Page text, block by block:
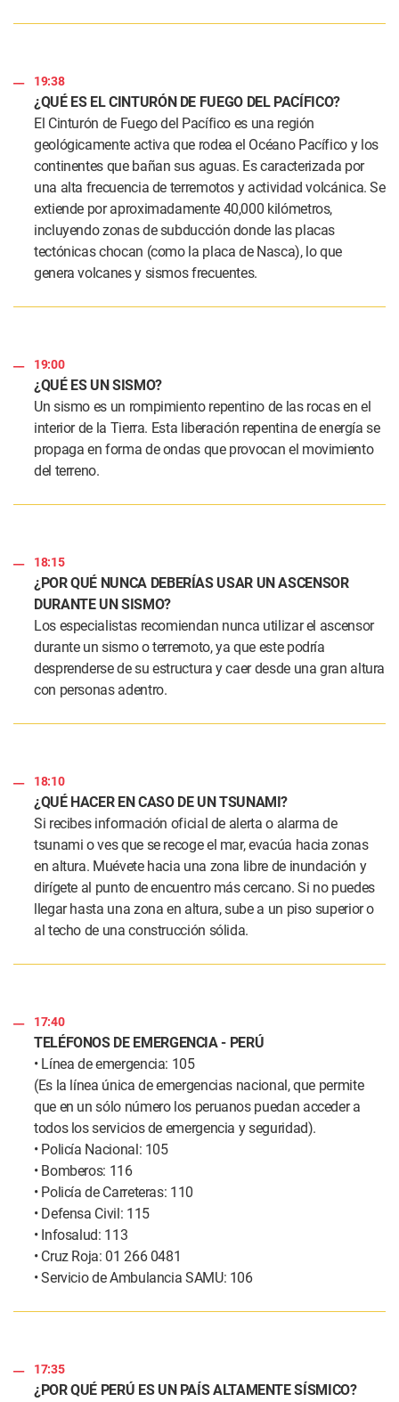
19:38
¿QUÉ ES EL CINTURÓN DE FUEGO DEL PACÍFICO?
El Cinturón de Fuego del Pacífico es una región
geológicamente activa que rodea el Océano Pacífico y los
continentes que bañan sus aguas. Es caracterizada por
una alta frecuencia de terremotos y actividad volcánica. Se
extiende por aproximadamente 40,000 kilómetros,
incluyendo zonas de subducción donde las placas
tectónicas chocan (como la placa de Nasca), lo que
genera volcanes y sismos frecuentes.
19:00
¿QUÉ ES UN SISMO?
Un sismo es un rompimiento repentino de las rocas en el
interior de la Tierra. Esta liberación repentina de energía se
propaga en forma de ondas que provocan el movimiento
del terreno.
18:15
¿POR QUÉ NUNCA DEBERÍAS USAR UN ASCENSOR
DURANTE UN SISMO?
Los especialistas recomiendan nunca utilizar el ascensor
durante un sismo o terremoto, ya que este podría
desprenderse de su estructura y caer desde una gran altura
con personas adentro.
18:10
¿QUÉ HACER EN CASO DE UN TSUNAMI?
Si recibes información oficial de alerta o alarma de
tsunami o ves que se recoge el mar, evacúa hacia zonas
en altura. Muévete hacia una zona libre de inundación y
dirígete al punto de encuentro más cercano. Si no puedes
llegar hasta una zona en altura, sube a un piso superior o
al techo de una construcción sólida.
17:40
TELÉFONOS DE EMERGENCIA - PERÚ
• Línea de emergencia: 105
(Es la línea única de emergencias nacional, que permite
que en un sólo número los peruanos puedan acceder a
todos los servicios de emergencia y seguridad).
• Policía Nacional: 105
• Bomberos: 116
• Policía de Carreteras: 110
• Defensa Civil: 115
• Infosalud: 113
• Cruz Roja: 01 266 0481
• Servicio de Ambulancia SAMU: 106
17:35
¿POR QUÉ PERÚ ES UN PAÍS ALTAMENTE SÍSMICO?